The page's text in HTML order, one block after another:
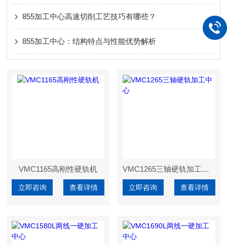
855加工中心高速切削工艺技巧有哪些？
855加工中心：结构特点与性能优势解析
VMC1165高刚性硬轨机
立即咨询 查看详情
VMC1265三轴硬轨加工中心
立即咨询 查看详情